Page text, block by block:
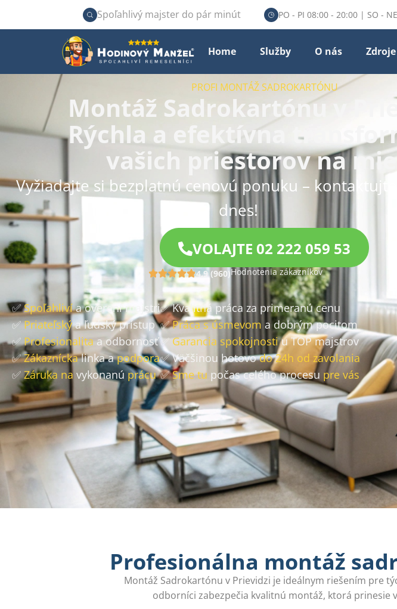
Spoľahlivý majster do pár minút PO - PI 08:00 - 20:00 | SO -
Home Služby O nás Zdroje
PROFI MONTÁŽ SADROKARTÓNU
Montáž Sadrokartónu v
Rýchla a efektívna
vašich priestorov na
Vyžiadajte si bezplatnú cenovú ponuku –
dnes!
VOLAJTE 02 222 059 53
4.9 (960)Hodnotenia zákazníkov
✅Spoľahlivía overení majstri
✅Priateľskýa ľudský prístup
✅Profesionalita a odbornosť
✅Zákazníckalinka apodpora
✅Záruka na vykonanúprácu
✅ Kvalitná práca za primeranú cenu
✅Práca s úsmevom a dobrým pocitom
✅Garancia spokojnostiu TOP majstrov
✅ Väčšinou hotovodo 24h od zavolania
✅Sme tu počas celého procesu pre vás
Profesionálna montáž
Montáž Sadrokartónu v Prievidzi je ideálnym riešením pre
odborníci zabezpečia kvalitnú montáž, ktorá